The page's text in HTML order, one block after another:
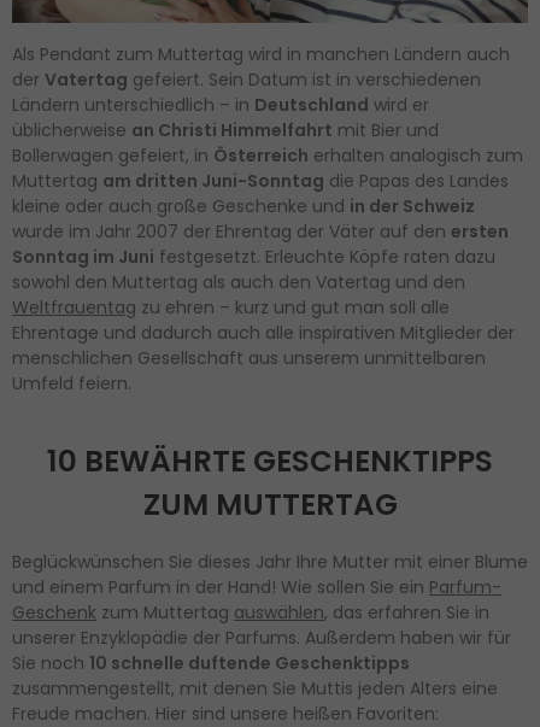
Als Pendant zum Muttertag wird in manchen Ländern auch
der Vatertag gefeiert. Sein Datum ist in verschiedenen
Ländern unterschiedlich – in Deutschland wird er
üblicherweise an Christi Himmelfahrt mit Bier und
Bollerwagen gefeiert, in Österreich erhalten analogisch zum
Muttertag am dritten Juni-Sonntag die Papas des Landes
kleine oder auch große Geschenke und in der Schweiz
wurde im Jahr 2007 der Ehrentag der Väter auf den ersten
Sonntag im Juni festgesetzt. Erleuchte Köpfe raten dazu
sowohl den Muttertag als auch den Vatertag und den
Weltfrauentag zu ehren – kurz und gut man soll alle
Ehrentage und dadurch auch alle inspirativen Mitglieder der
menschlichen Gesellschaft aus unserem unmittelbaren
Umfeld feiern.
10 BEWÄHRTE GESCHENKTIPPS
ZUM MUTTERTAG
Beglückwünschen Sie dieses Jahr Ihre Mutter mit einer Blume
und einem Parfum in der Hand! Wie sollen Sie ein Parfum-
Geschenk zum Muttertag auswählen, das erfahren Sie in
unserer Enzyklopädie der Parfums. Außerdem haben wir für
Sie noch 10 schnelle duftende Geschenktipps
zusammengestellt, mit denen Sie Muttis jeden Alters eine
Freude machen. Hier sind unsere heißen Favoriten: